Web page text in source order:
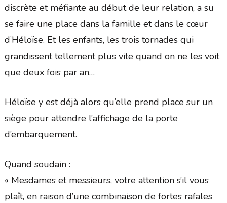
discrète et méfiante au début de leur relation, a su
se faire une place dans la famille et dans le cœur
d’Héloïse. Et les enfants, les trois tornades qui
grandissent tellement plus vite quand on ne les voit
que deux fois par an…
Héloïse y est déjà alors qu’elle prend place sur un
siège pour attendre l’affichage de la porte
d’embarquement.
Quand soudain :
« Mesdames et messieurs, votre attention s’il vous
plaît, en raison d’une combinaison de fortes rafales